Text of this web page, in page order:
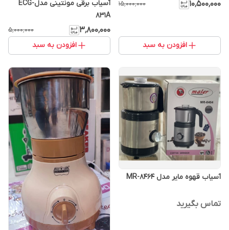
۱۰٬۵۰۰٬۰۰۰ ۱۵٬۰۰۰٬۰۰۰
افزودن به سبد
آسیاب برقی مونتینی مدلECG-
831A
۳٬۸۰۰٬۰۰۰ ۵٬۰۰۰٬۰۰۰
افزودن به سبد
آسیاب قهوه مایر مدل MR-8464
تماس بگیرید